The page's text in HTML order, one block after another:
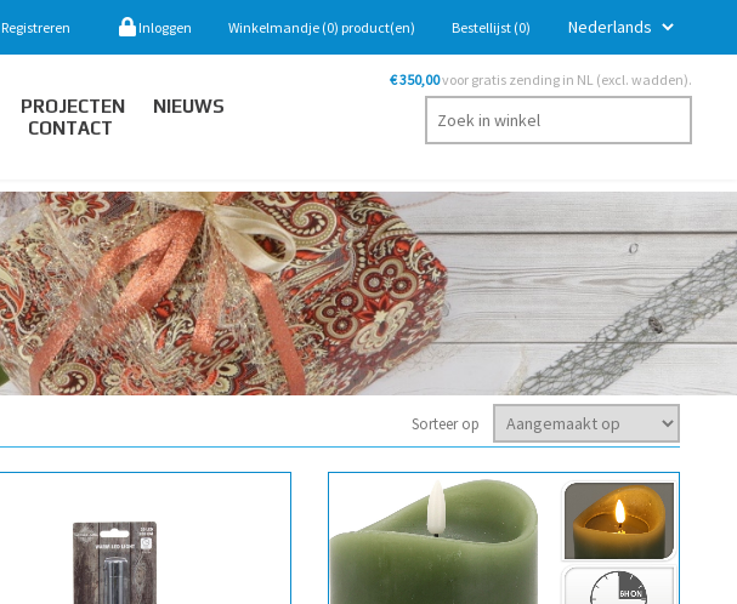
Registreren Inloggen Winkelmandje (0) product(en) Bestellijst (0)
PROJECTEN
NIEUWS
CONTACT
€ 350,00voor gratis zending in NL (excl. wadden).
Sorteer op